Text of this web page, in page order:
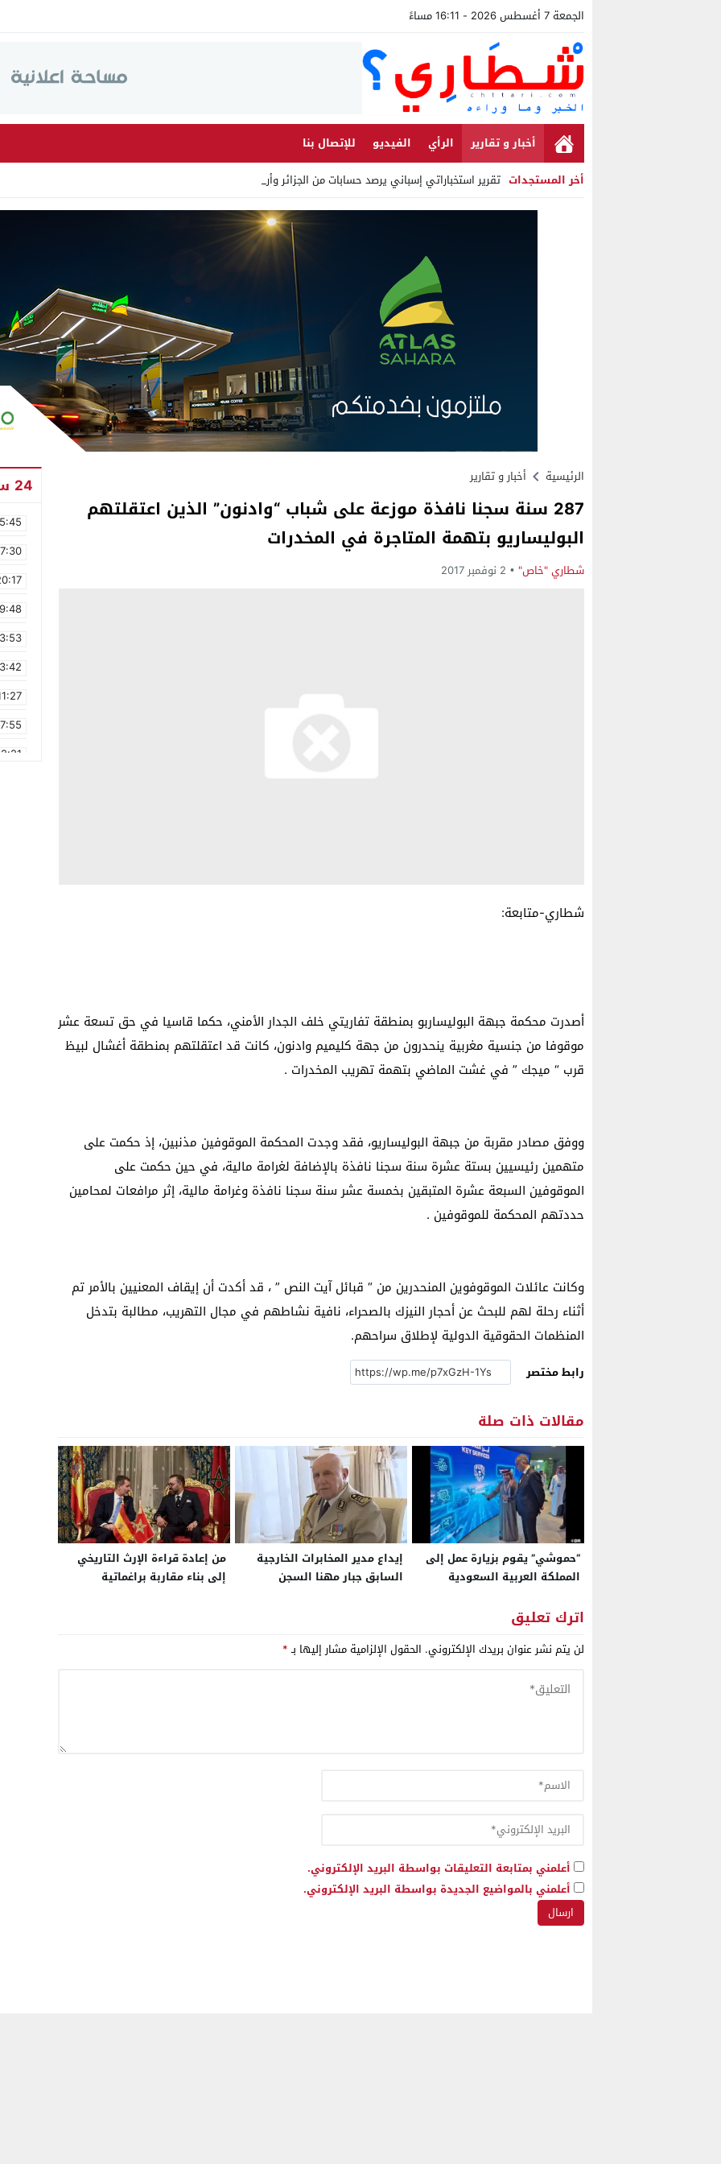
الجمعة 7 أغسطس 2026 - 16:11 مساءً
أخبار و تقارير الرأي الفيديو
للإتصال بنا
أخر المستجدات تقرير استخباراتي إسباني يرصد حسابات من الجزائر وأرقاما بـ”2 _
Stop
الرئيسية أخبار و تقارير
287 سنة سجنا نافذة موزعة على شباب “وادنون” الذين اعتقلتهم
البوليساريو بتهمة المتاجرة في المخدرات
شطاري "خاص" 2 نوفمبر 2017
شطاري-متابعة:
ﺃﺻﺪﺭﺕ ﻣﺤﻜﻤﺔ ﺟﺒﻬﺔ ﺍﻟﺒﻮﻟﻴﺴﺎﺭﺑﻮ ﺑﻤﻨﻄﻘﺔ ﺗﻔﺎﺭﻳﺘﻲ ﺧﻠﻒ ﺍﻟﺠﺪﺍﺭ ﺍﻷﻣﻨﻲ، ﺣﻜﻤﺎ ﻗﺎﺳﻴﺎ ﻓﻲ ﺣﻖ ﺗﺴﻌﺔ ﻋﺸﺮ
ﻣﻮﻗﻮﻓﺎ ﻣﻦ ﺟﻨﺴﻴﺔ ﻣﻐﺮﺑﻴﺔ ﻳﻨﺤﺪﺭﻭﻥ ﻣﻦ ﺟﻬﺔ كليميم ﻭﺍﺩﻧﻮﻥ، ﻛﺎﻧﺖ ﻗﺪ ﺍﻋﺘﻘﻠﺘﻬﻢ ﺑﻤﻨﻄﻘﺔ ﺃﻏﺸﺎﻝ ﻟﺒﻴﻆ
ﻗﺮﺏ “ ﻣﻴﺠﻚ ” ﻓﻲ ﻏﺸﺖ ﺍﻟﻤﺎﺿﻲ ﺑﺘﻬﻤﺔ ﺗﻬﺮﻳﺐ ﺍﻟﻤﺨﺪﺭﺍﺕ .
ﻭﻭﻓﻖ ﻣﺼﺎﺩﺭ ﻣﻘﺮﺑﺔ ﻣﻦ ﺟﺒﻬﺔ ﺍﻟﺒﻮﻟﻴﺴﺎﺭﻳﻮ، ﻓﻘﺪ ﻭﺟﺪﺕ ﺍﻟﻤﺤﻜﻤﺔ ﺍﻟﻤﻮﻗﻮﻓﻴﻦ ﻣﺬﻧﺒﻴﻦ، ﺇﺫ ﺣﻜﻤﺖ ﻋﻠﻰ
ﻣﺘﻬﻤﻴﻦ ﺭﺋﻴﺴﻴﻴﻦ ﺑﺴﺘﺔ ﻋﺸﺮﺓ ﺳﻨﺔ ﺳﺠﻨﺎ ﻧﺎﻓﺬﺓ ﺑﺎﻹﺿﺎﻓﺔ ﻟﻐﺮﺍﻣﺔ ﻣﺎﻟﻴﺔ، ﻓﻲ ﺣﻴﻦ ﺣﻜﻤﺖ ﻋﻠﻰ
ﺍﻟﻤﻮﻗﻮﻓﻴﻦ ﺍﻟﺴﺒﻌﺔ ﻋﺸﺮﺓ ﺍﻟﻤﺘﺒﻘﻴﻦ ﺑﺨﻤﺴﺔ ﻋﺸﺮ ﺳﻨﺔ ﺳﺠﻨﺎ ﻧﺎﻓﺬﺓ ﻭﻏﺮﺍﻣﺔ ﻣﺎﻟﻴﺔ، ﺇﺛﺮ ﻣﺮﺍﻓﻌﺎﺕ ﻟﻤﺤﺎﻣﻴﻦ
ﺣﺪﺩﺗﻬﻢ ﺍﻟﻤﺤﻜﻤﺔ ﻟﻠﻤﻮﻗﻮﻓﻴﻦ .
ﻭﻛﺎﻧﺖ ﻋﺎﺋﻼﺕ ﺍﻟﻤﻮﻗﻮﻓﻮﻳﻦ ﺍﻟﻤﻨﺤﺪﺭﻳﻦ ﻣﻦ “ ﻗﺒﺎﺋﻞ ﺁﻳﺖ ﺍﻟﻨﺺ ” ، ﻗﺪ ﺃﻛﺪﺕ ﺃﻥ ﺇﻳﻘﺎﻑ ﺍﻟﻤﻌﻨﻴﻴﻦ ﺑﺎﻷﻣﺮ ﺗﻢ
ﺃﺛﻨﺎﺀ ﺭﺣﻠﺔ ﻟﻬﻢ ﻟﻠﺒﺤﺚ ﻋﻦ ﺃﺣﺠﺎﺭ ﺍﻟﻨﻴﺰﻙ ﺑﺎﻟﺼﺤﺮﺍﺀ، ﻧﺎﻓﻴﺔ ﻧﺸﺎﻃﻬﻢ ﻓﻲ ﻣﺠﺎﻝ ﺍﻟﺘﻬﺮﻳﺐ، ﻣﻄﺎﻟﺒﺔ ﺑﺘﺪﺧﻞ
ﺍﻟﻤﻨﻈﻤﺎﺕ ﺍﻟﺤﻘﻮﻗﻴﺔ ﺍﻟﺪﻭﻟﻴﺔ ﻹﻃﻼﻕ سراحهم.
رابط مختصر
مقالات ذات صلة
“حموشي” يقوم بزيارة عمل إلى
المملكة العربية السعودية
إيداع مدير المخابرات الخارجية
السابق جبار مهنا السجن
من إعادة قراءة الإرث التاريخي
إلى بناء مقاربة براغماتية
اترك تعليق
لن يتم نشر عنوان بريدك الإلكتروني. الحقول الإلزامية مشار إليها بـ*
أعلمني بمتابعة التعليقات بواسطة البريد الإلكتروني.
أعلمني بالمواضيع الجديدة بواسطة البريد الإلكتروني.
24 ساعة